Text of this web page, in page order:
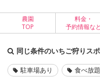
農園
TOP
料金・
予約情報な
同じ条件のいちご狩りス
駐車場あり 食べ放